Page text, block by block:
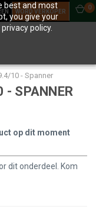
best and most
you give your
policy.
WORD VERKOPER
0
10 - Spanner
SPANNER
op dit moment
dit onderdeel. Kom